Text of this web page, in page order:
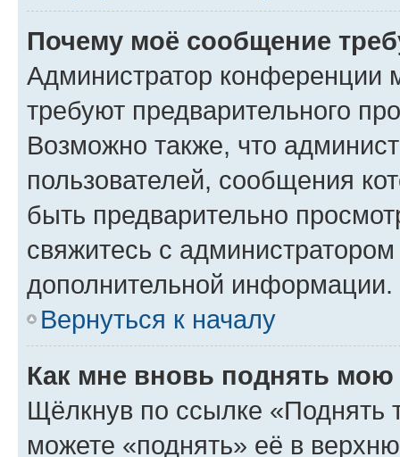
Почему моё сообщение
Администратор конференции
требуют предварительного
Возможно также, что
пользователей, сообщения
быть предварительно
свяжитесь с
дополнительной информации.
Вернуться к началу
Как мне вновь поднять мою
Щёлкнув по ссылке «Поднять
можете «поднять» её в